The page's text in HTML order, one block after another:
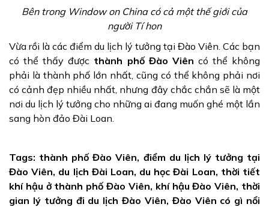
Bên trong Window on China có cả một thế giới của
người Tí hon
Vừa rồi là các điểm du lịch lý tưởng tại Đào Viên. Các bạn
có thể thấy được thành phố Đào Viên có thể không
phải là thành phố lớn nhất, cũng có thể không phải nơi
có cảnh đẹp nhiều nhất, nhưng đây chắc chắn sẽ là một
nơi du lịch lý tưởng cho những ai đang muốn ghé một lần
sang hòn đảo Đài Loan.
Tags: thành phố Đào Viên, điểm du lịch lý tưởng tại
Đào Viên, du lịch Đài Loan, du học Đài Loan, thời tiết
khí hậu ở thành phố Đào Viên, khí hậu Đào Viên, thời
gian lý tưởng đi du lịch Đào Viên, Đào Viên có gì nổi